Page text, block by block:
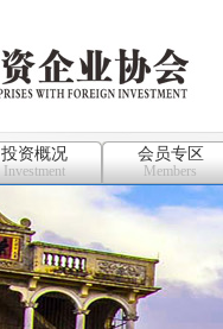
投资概况
Investment
会员专区
Members